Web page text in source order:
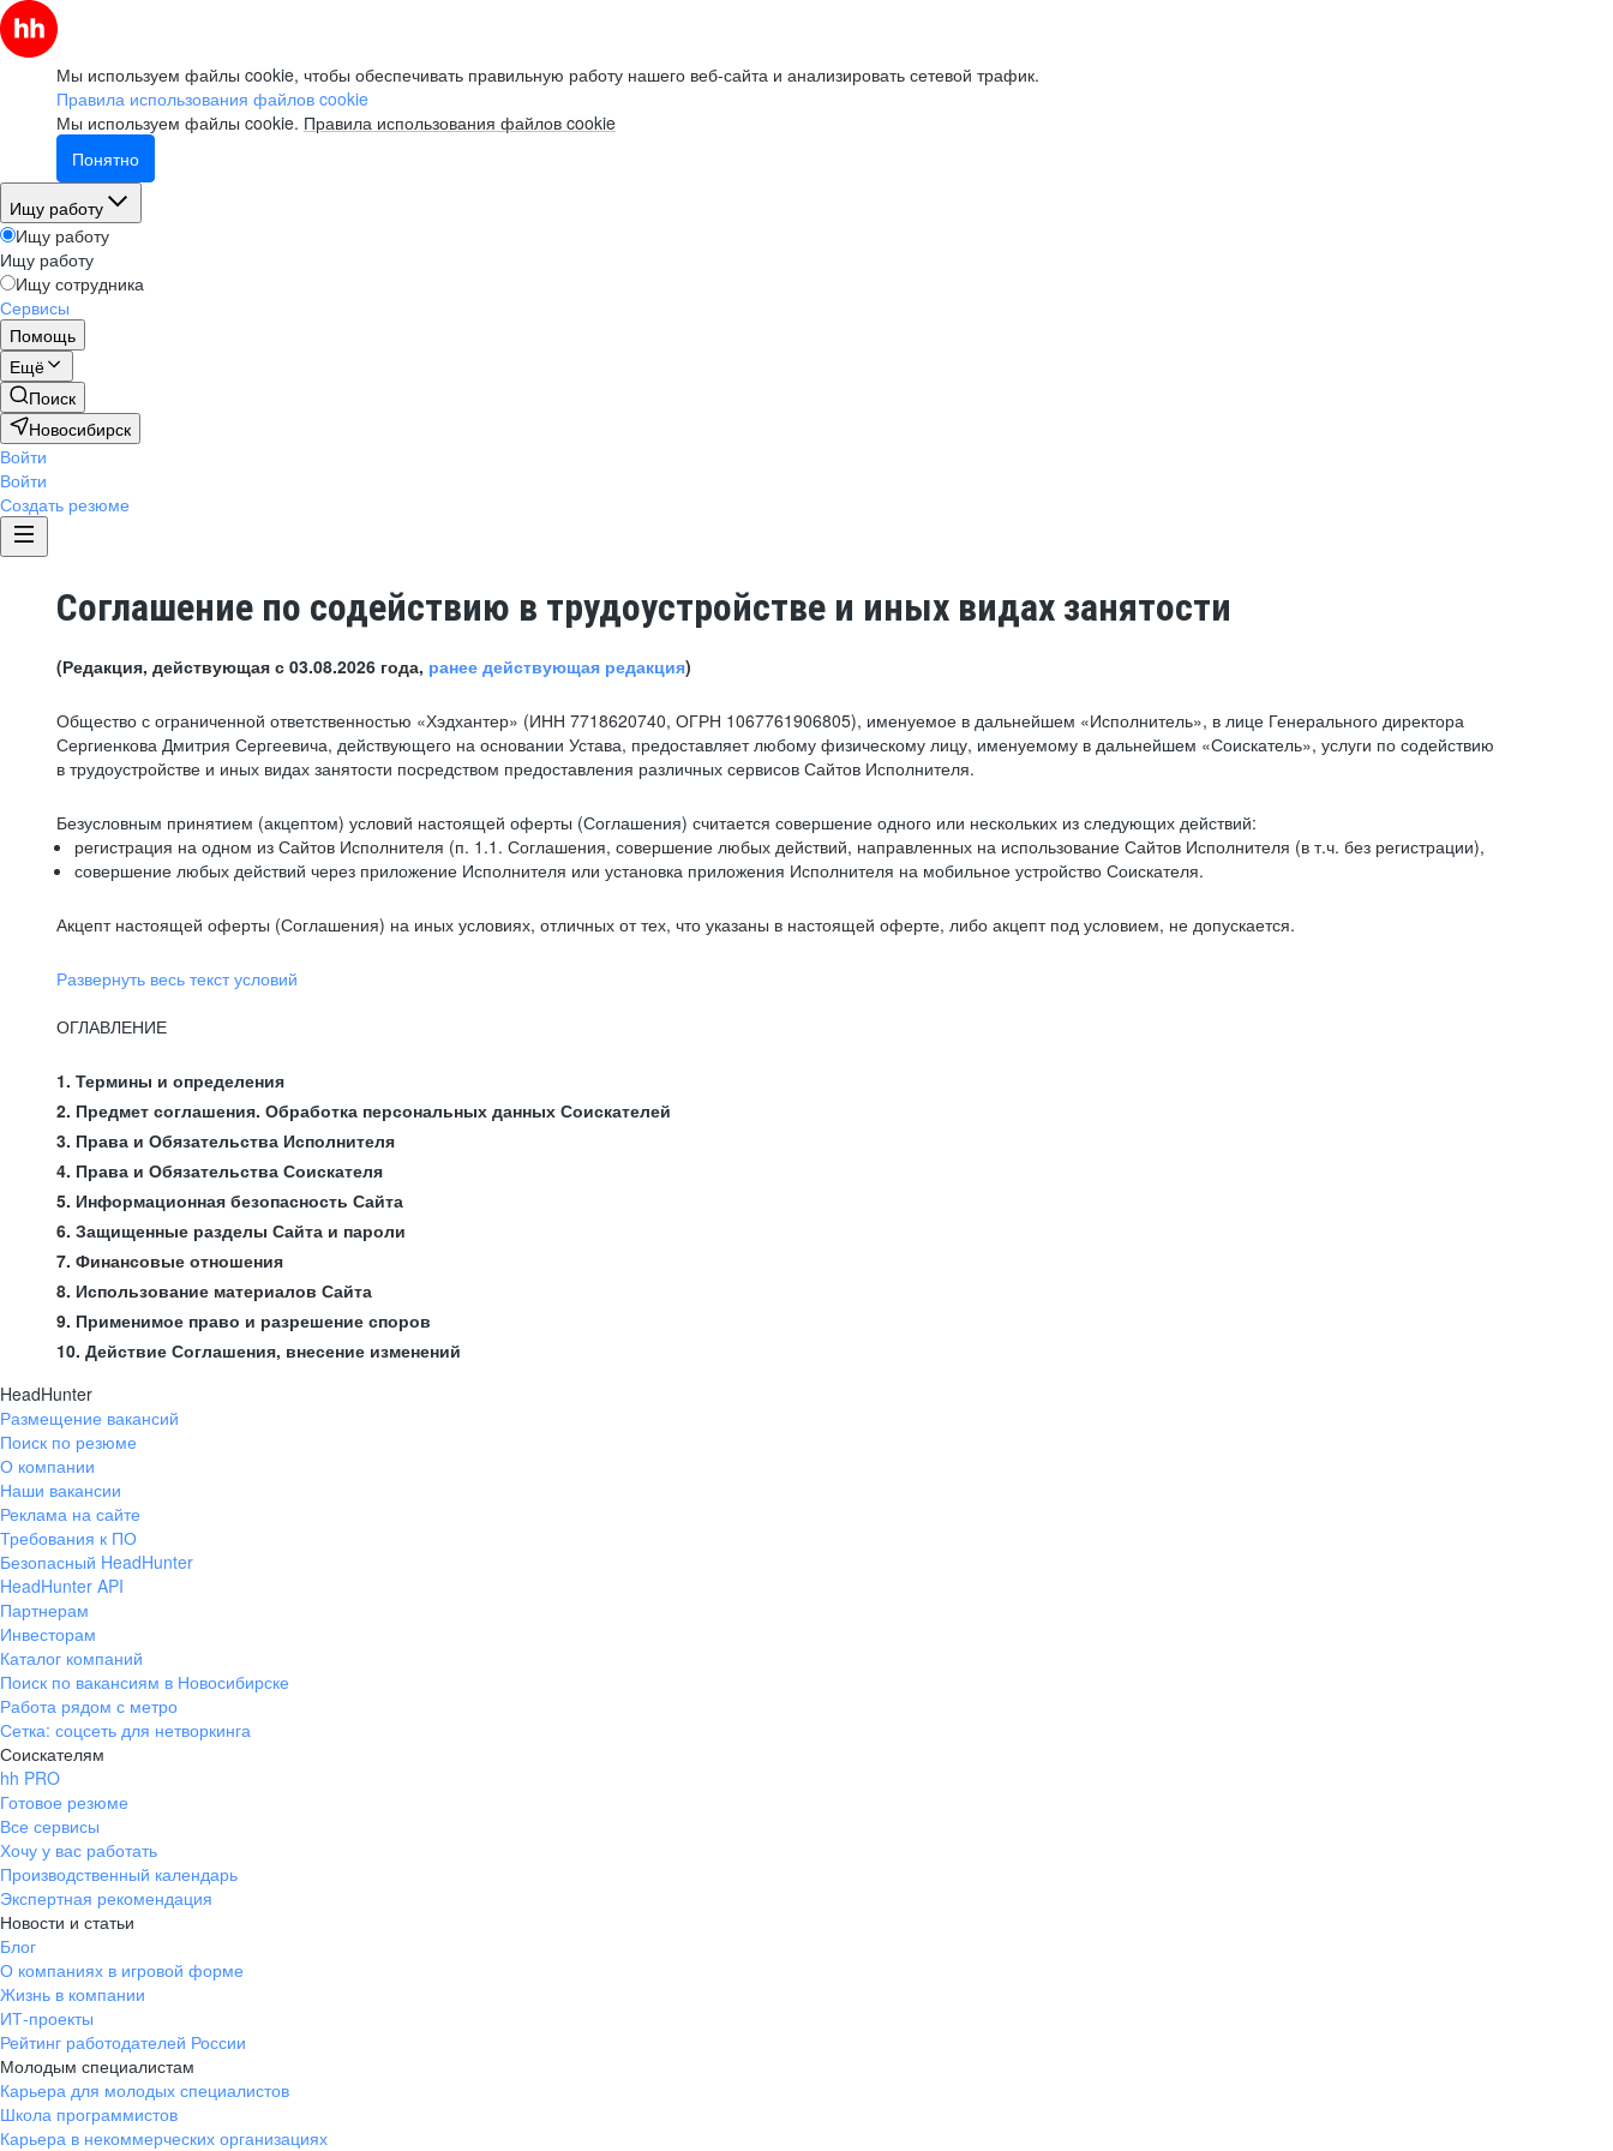
Мы используем файлы cookie, чтобы обеспечивать правильную работу нашего веб-сайта и анализировать сетевой трафик.
Правила использования файлов cookie
Мы используем файлы cookie. Правила использования файлов cookie
Понятно
Ищу работу
Ищу работу
Ищу работу
Ищу сотрудника
Сервисы
Помощь
Ещё
Поиск
Новосибирск
Войти
Войти
Создать резюме
Соглашение по содействию в трудоустройстве и иных видах занятости
(Редакция, действующая с 03.08.2026 года, ранее действующая редакция)
Общество с ограниченной ответственностью «Хэдхантер» (ИНН 7718620740, ОГРН 1067761906805), именуемое в дальнейшем «Исполнитель», в лице Генерального директора
Сергиенкова Дмитрия Сергеевича, действующего на основании Устава, предоставляет любому физическому лицу, именуемому в дальнейшем «Соискатель», услуги по содействию
в трудоустройстве и иных видах занятости посредством предоставления различных сервисов Сайтов Исполнителя.
Безусловным принятием (акцептом) условий настоящей оферты (Соглашения) считается совершение одного или нескольких из следующих действий:
регистрация на одном из Сайтов Исполнителя (п. 1.1. Соглашения, совершение любых действий, направленных на использование Сайтов Исполнителя (в т.ч. без регистрации),
совершение любых действий через приложение Исполнителя или установка приложения Исполнителя на мобильное устройство Соискателя.
Акцепт настоящей оферты (Соглашения) на иных условиях, отличных от тех, что указаны в настоящей оферте, либо акцепт под условием, не допускается.
Развернуть весь текст условий
ОГЛАВЛЕНИЕ
1. Термины и определения
2. Предмет соглашения. Обработка персональных данных Соискателей
3. Права и Обязательства Исполнителя
4. Права и Обязательства Соискателя
5. Информационная безопасность Сайта
6. Защищенные разделы Сайта и пароли
7. Финансовые отношения
8. Использование материалов Сайта
9. Применимое право и разрешение споров
10. Действие Соглашения, внесение изменений
HeadHunter
Размещение вакансий
Поиск по резюме
О компании
Наши вакансии
Реклама на сайте
Требования к ПО
Безопасный HeadHunter
HeadHunter API
Партнерам
Инвесторам
Каталог компаний
Поиск по вакансиям в Новосибирске
Работа рядом с метро
Сетка: соцсеть для нетворкинга
Соискателям
hh PRO
Готовое резюме
Все сервисы
Хочу у вас работать
Производственный календарь
Экспертная рекомендация
Новости и статьи
Блог
О компаниях в игровой форме
Жизнь в компании
ИТ-проекты
Рейтинг работодателей России
Молодым специалистам
Карьера для молодых специалистов
Школа программистов
Карьера в некоммерческих организациях